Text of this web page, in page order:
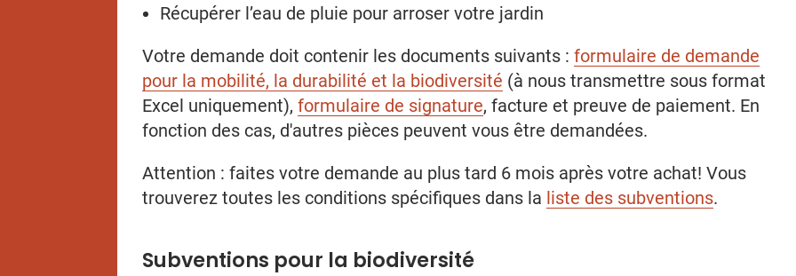
Récupérer l’eau de pluie pour arroser votre jardin
Votre demande doit contenir les documents suivants : formulaire de demande
pour la mobilité, la durabilité et la biodiversité (à nous transmettre sous format
Excel uniquement), formulaire de signature, facture et preuve de paiement. En
fonction des cas, d'autres pièces peuvent vous être demandées.
Attention : faites votre demande au plus tard 6 mois après votre achat! Vous
trouverez toutes les conditions spécifiques dans la liste des subventions.
Subventions pour la biodiversité